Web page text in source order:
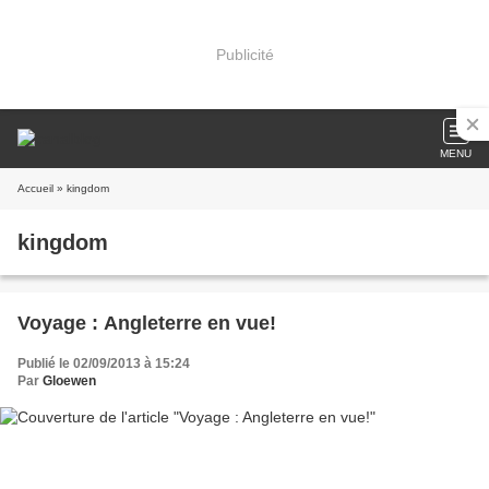
Publicité
MENU
Accueil » kingdom
kingdom
Voyage : Angleterre en vue!
Publié le 02/09/2013 à 15:24
Par Gloewen